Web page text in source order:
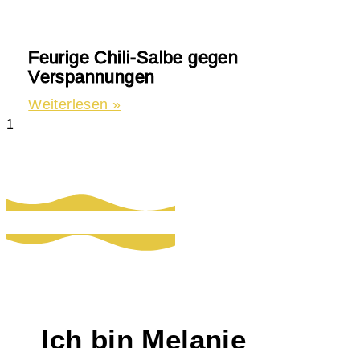
Feurige Chili-Salbe gegen
Verspannungen
Weiterlesen »
Ich bin Melanie